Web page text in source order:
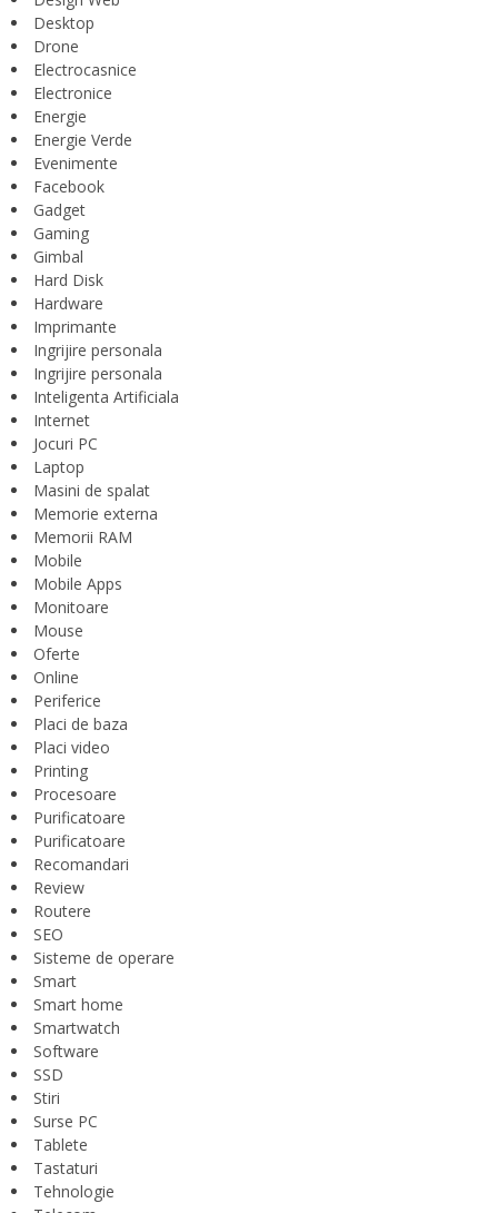
Desktop
Drone
Electrocasnice
Electronice
Energie
Energie Verde
Evenimente
Facebook
Gadget
Gaming
Gimbal
Hard Disk
Hardware
Imprimante
Ingrijire personala
Ingrijire personala
Inteligenta Artificiala
Internet
Jocuri PC
Laptop
Masini de spalat
Memorie externa
Memorii RAM
Mobile
Mobile Apps
Monitoare
Mouse
Oferte
Online
Periferice
Placi de baza
Placi video
Printing
Procesoare
Purificatoare
Purificatoare
Recomandari
Review
Routere
SEO
Sisteme de operare
Smart
Smart home
Smartwatch
Software
SSD
Stiri
Surse PC
Tablete
Tastaturi
Tehnologie